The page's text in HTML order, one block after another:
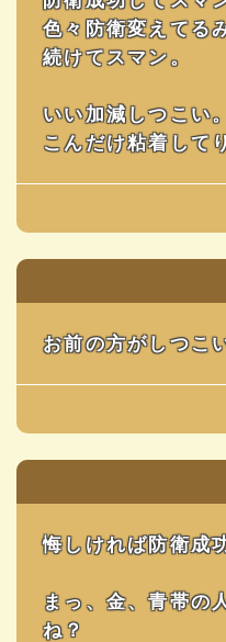
色々防衛変えてる
続けてスマン。
いい加減しつこい。
こんだけ粘着して
お前の方がしつこ
悔しければ防衛成
まっ、金、青帯の
ね？